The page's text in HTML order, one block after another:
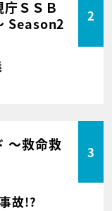
ＳＳＢ
Season2
2
～救命救
3
故!?